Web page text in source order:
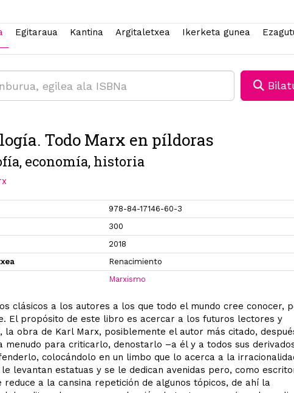
Egitaraua Kantina Argitaletxea Ikerketa gunea
Todo Marx en píldoras
economía, historia
978-84-17146-60-3
300
2018
Renacimiento
Marxismo
clásicos a los autores a los que todo el mundo cree conocer,
El propósito de este libro es acercar a los futuros lectores y
la obra de Karl Marx, posiblemente el autor más citado,
menudo para criticarlo, denostarlo –a él y a todos sus
colocándolo en un limbo que lo acerca a la
levantan estatuas y se le dedican avenidas pero, como
reduce a la cansina repetición de algunos tópicos, de ahí la